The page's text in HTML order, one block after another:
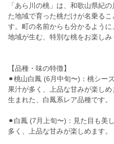
「あら川の桃」は、和歌山県紀
た地域で育った桃だけが名乗る
す。町の名前からも分かるよう
地域が生む、特別な桃をお楽しみ
【品種・味の特徴】
⚫︎桃山白鳳 (6月中旬〜)：桃シー
果汁が多く、上品な甘みが楽し
生まれた、白鳳系レア品種です。
⚫︎白鳳 (7月上旬〜)：見た目も美
多く、上品な甘みが楽しめます。